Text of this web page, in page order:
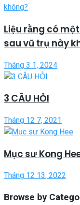
Liệu rằng có
sau vũ trụ này
Tháng 3 1, 2024
3 CÂU HỎI
Tháng 12 7, 2021
Mục sư Kong
Tháng 12 13, 2022
Browse by